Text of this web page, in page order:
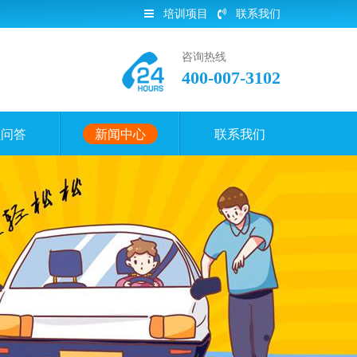
培训项目 联系我们
咨询热线
400-007-3102
答 新闻中心 联系我们